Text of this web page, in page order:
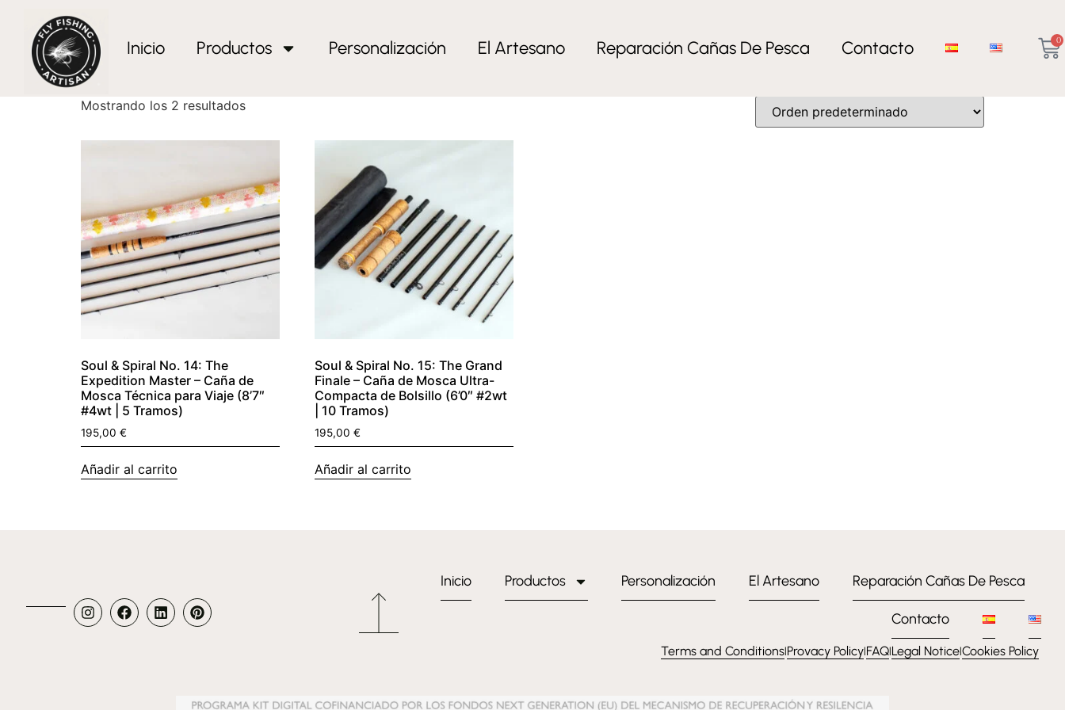
Inicio Productos Personalización El Artesano Reparación Cañas De Pesca Contacto 0
Inicio
acid wrap españa
Mostrando los 2 resultados
Soul & Spiral No. 14: The
Expedition Master – Caña de
Mosca Técnica para Viaje (8’7″
#4wt | 5 Tramos)
195,00 €
Añadir al carrito
Soul & Spiral No. 15: The Grand
Finale – Caña de Mosca Ultra-
Compacta de Bolsillo (6’0″ #2wt
| 10 Tramos)
195,00 €
Añadir al carrito
Inicio Productos Personalización El Artesano Reparación Cañas De Pesca
Contacto
Terms and ConditionslProvacy PolicylFAQlLegal NoticelCookies Policy